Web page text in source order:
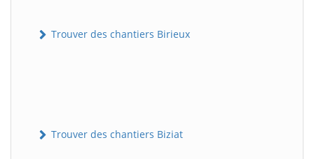
Trouver des chantiers Birieux
Trouver des chantiers Biziat